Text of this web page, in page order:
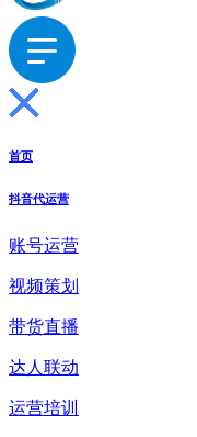
首页
抖音代运营
账号运营
视频策划
带货直播
达人联动
运营培训